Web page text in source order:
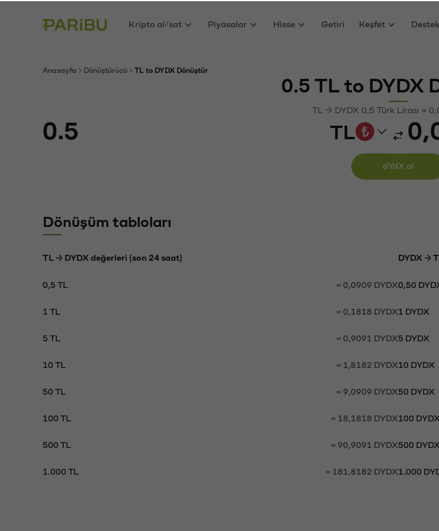
Kripto al/sat Piyasalar Hisse Getiri Keşfet Destek
Anasayfa Dönüştürücü TL to DYDX Dönüştür
0.5 TL to DYDX
TL → DYDX 0.5 Türk Lirası ≈
TL
dYdX al
Dönüşüm tabloları
TL → DYDX değerleri (son 24 saat)
0,5 TL = 0,0909 DYDX
1 TL = 0,1818 DYDX
5 TL = 0,9091 DYDX
10 TL = 1,8182 DYDX
50 TL = 9,0909 DYDX
100 TL = 18,1818 DYDX
500 TL = 90,9091 DYDX
1.000 TL = 181,8182 DYDX
DYDX →
0,50
1 DYDX
5 DYDX
10 DYDX
50 DYDX
100 DYDX
500 DYDX
1.000